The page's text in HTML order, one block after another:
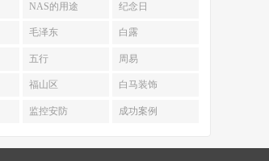
NAS的用途 纪念日
毛泽东 白露
五行 周易
福山区 白马装饰
监控安防 成功案例